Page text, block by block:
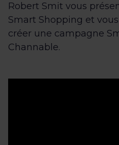
Robert Smit vous
Smart Shopping et
créer une campagne
Channable.